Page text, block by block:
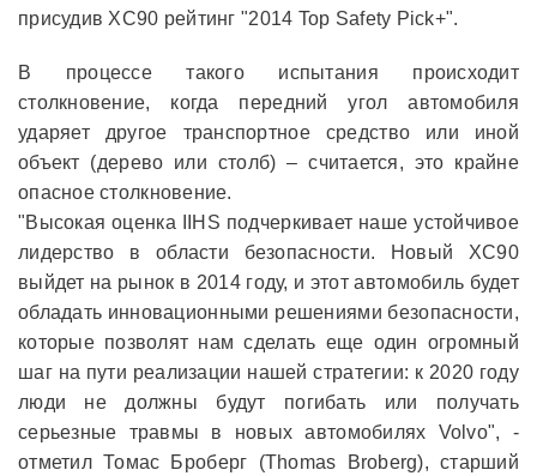
присудив XC90 рейтинг "2014 Top Safety Pick+".
В процессе такого испытания происходит
столкновение, когда передний угол автомобиля
ударяет другое транспортное средство или иной
объект (дерево или столб) – считается, это крайне
опасное столкновение.
"Высокая оценка IIHS подчеркивает наше устойчивое
лидерство в области безопасности. Новый XC90
выйдет на рынок в 2014 году, и этот автомобиль будет
обладать инновационными решениями безопасности,
которые позволят нам сделать еще один огромный
шаг на пути реализации нашей стратегии: к 2020 году
люди не должны будут погибать или получать
серьезные травмы в новых автомобилях Volvo", -
отметил Томас Броберг (Thomas Broberg), старший